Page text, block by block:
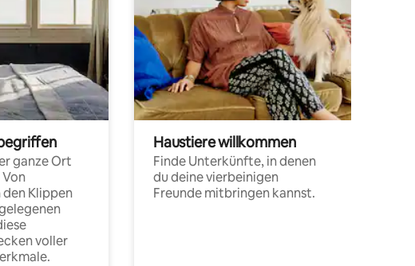
ganze Ort
Klippen
voller
Haustiere willkommen
Finde Unterkünfte, in denen
du deine vierbeinigen
Freunde mitbringen kannst.